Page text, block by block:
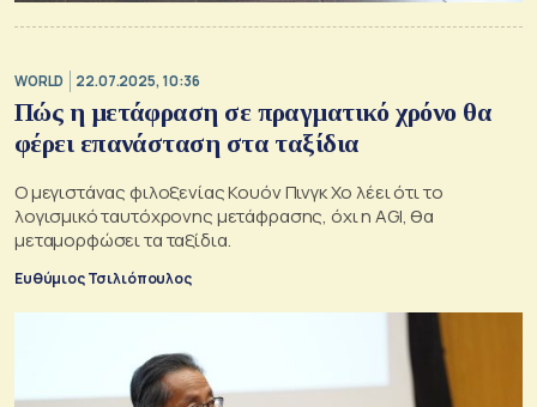
WORLD 22.07.2025, 10:36
Πώς η μετάφραση σε πραγματικό χρόνο θα
φέρει επανάσταση στα ταξίδια
Ο μεγιστάνας φιλοξενίας Κουόν Πινγκ Χο λέει ότι το
λογισμικό ταυτόχρονης μετάφρασης, όχι η AGI, θα
μεταμορφώσει τα ταξίδια.
Ευθύμιος Τσιλιόπουλος